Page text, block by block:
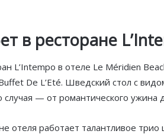
в ресторане
L’Intempo в отеле Le Méridien
De L’Eté. Шведский стол с
случая — от романтического ужина
отеля работает талантливое